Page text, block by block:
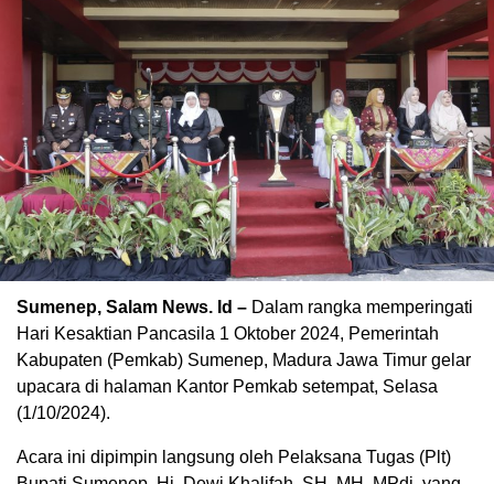
Sumenep, Salam News. Id – Dalam rangka memperingati
Hari Kesaktian Pancasila 1 Oktober 2024, Pemerintah
Kabupaten (Pemkab) Sumenep, Madura Jawa Timur gelar
upacara di halaman Kantor Pemkab setempat, Selasa
(1/10/2024).
Acara ini dipimpin langsung oleh Pelaksana Tugas (Plt)